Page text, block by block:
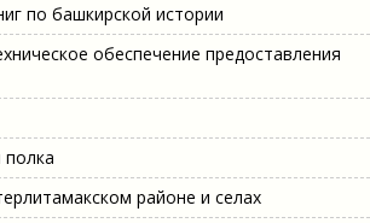
по башкирской истории
обеспечение предоставления
полка
районе и селах